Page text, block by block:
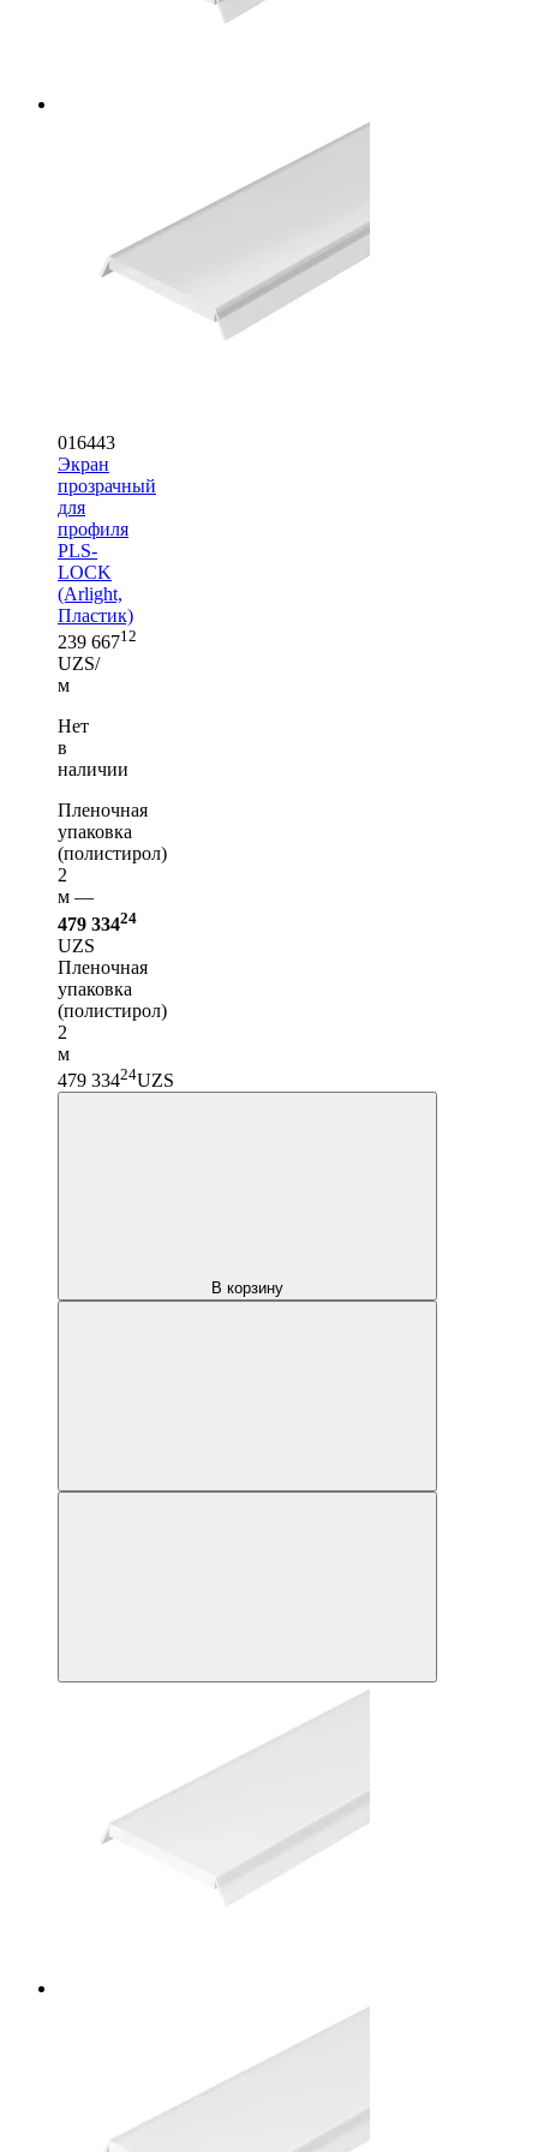
016443
Экран
прозрачный
для
профиля
PLS-
LOCK
(Arlight,
Пластик)
239 66712
UZS/
м
Нет
в
наличии
Пленочная
упаковка
(полистирол)
2
м —
479 33424
UZS
Пленочная
упаковка
(полистирол)
2
м
479 33424UZS
В корзину